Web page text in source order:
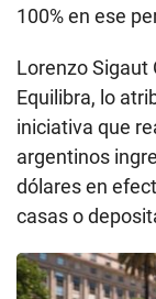
100% en ese
Lorenzo Sigaut
Equilibra, lo
iniciativa que
argentinos
dólares en
casas o